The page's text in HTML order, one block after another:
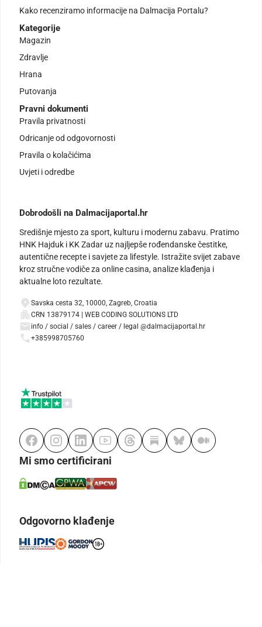
Kako recenziramo informacije na Dalmacija Portalu?
Kategorije
Magazin
Zdravlje
Hrana
Putovanja
Pravni dokumenti
Pravila privatnosti
Odricanje od odgovornosti
Pravila o kolačićima
Uvjeti i odredbe
Dobrodošli na Dalmacijaportal.hr
Središnje mjesto za sport, kulturu i modernu zabavu. Pratimo
HNK Hajduk i KK Zadar uz najljepše rođendanske čestitke,
autentične recepte i savjete za lifestyle. Istražite svijet zabave
kroz stručne vodiče za online casina, analize klađenja i
aktualne loto rezultate.
Savska cesta 32, 10000, Zagreb, Croatia
CRN 13879174 | WEB CODING SOLUTIONS LTD
info / social / sales / career / legal @dalmacijaportal.hr
+385998705760
Mi smo certificirani
Odgovorno klađenje